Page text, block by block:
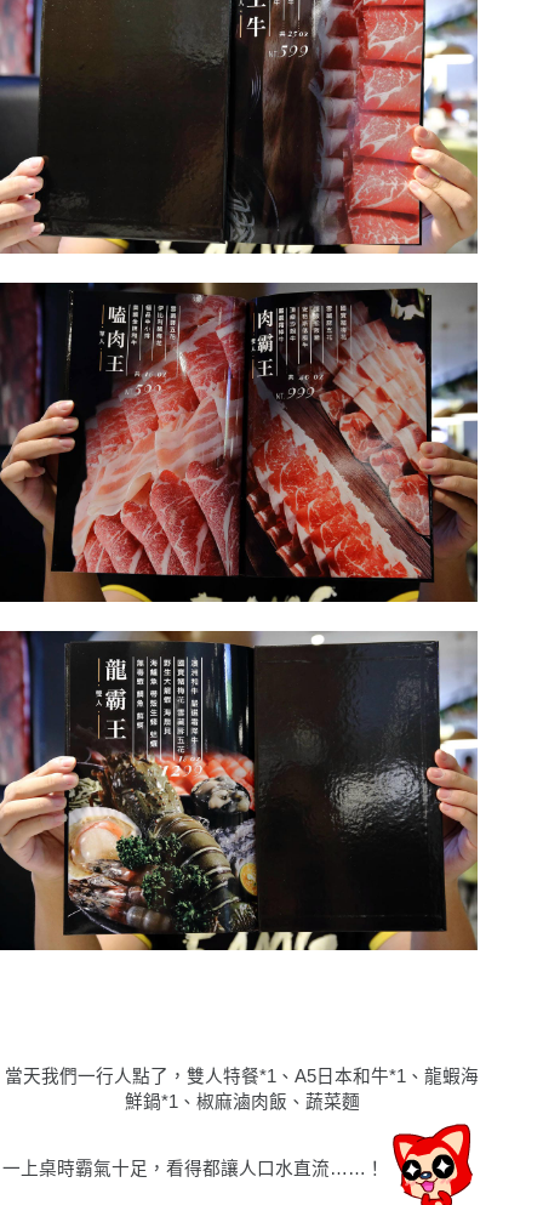
當天我們一行人點了，雙人特餐*1、A5日本和牛*1、龍蝦海
鮮鍋*1、椒麻滷肉飯、蔬菜麵
一上桌時霸氣十足，看得都讓人口水直流……！